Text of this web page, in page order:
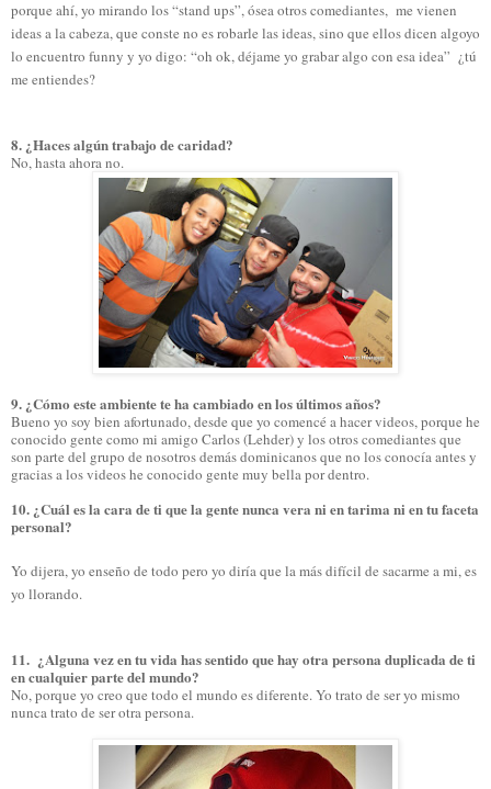
porque ahí, yo mirando los “stand ups”, ósea otros comediantes, me vienen
ideas a la cabeza, que conste no es robarle las ideas, sino que ellos dicen algoyo
lo encuentro funny y yo digo: “oh ok, déjame yo grabar algo con esa idea” ¿tú
me entiendes?
8. ¿Haces algún trabajo de caridad?
No, hasta ahora no.
9. ¿Cómo este ambiente te ha cambiado en los últimos años?
Bueno yo soy bien afortunado, desde que yo comencé a hacer videos, porque he
conocido gente como mi amigo Carlos (Lehder) y los otros comediantes que
son parte del grupo de nosotros demás dominicanos que no los conocía antes y
gracias a los videos he conocido gente muy bella por dentro.
10. ¿Cuál es la cara de ti que la gente nunca vera ni en tarima ni en tu faceta
personal?
Yo dijera, yo enseño de todo pero yo diría que la más difícil de sacarme a mi, es
yo llorando.
11. ¿Alguna vez en tu vida has sentido que hay otra persona duplicada de ti
en cualquier parte del mundo?
No, porque yo creo que todo el mundo es diferente. Yo trato de ser yo mismo
nunca trato de ser otra persona.